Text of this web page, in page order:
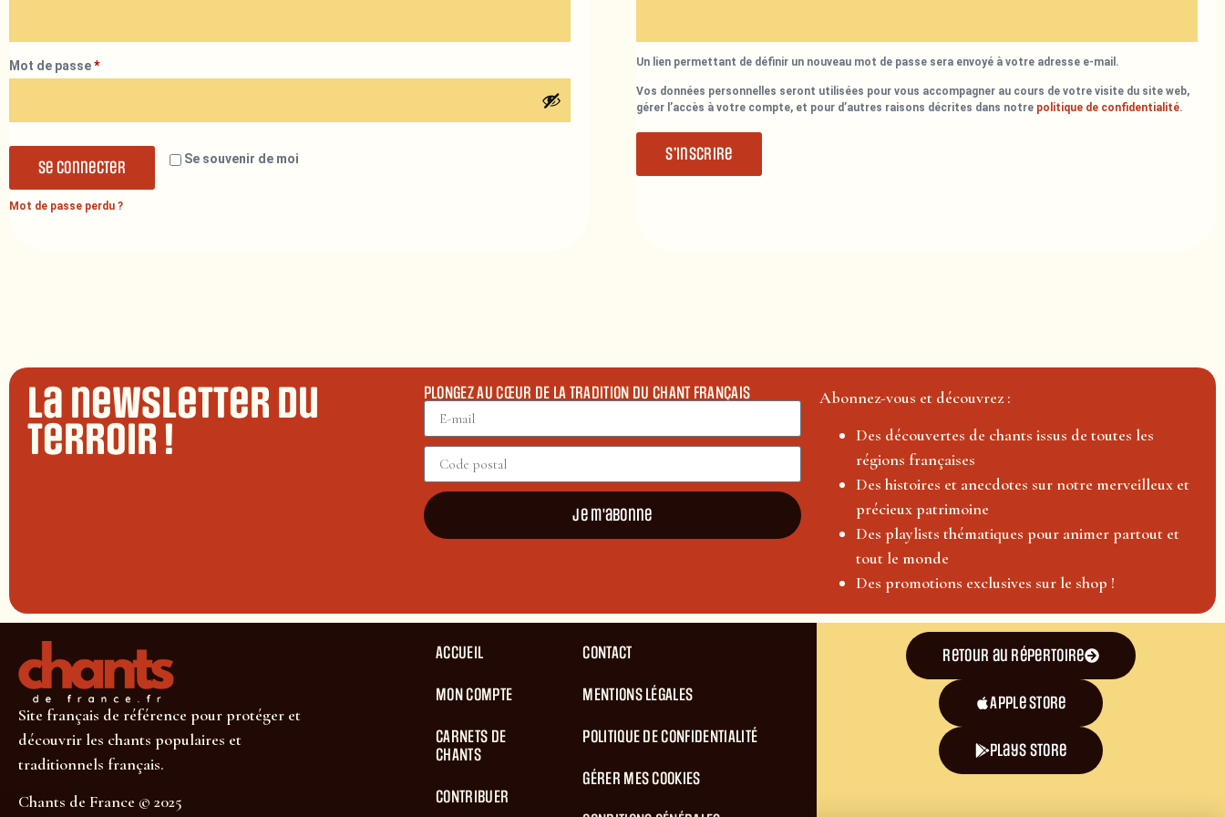
Mot de passe*
Se souvenir de moi
Se connecter
Mot de passe perdu ?
Un lien permettant de définir un nouveau mot de passe sera envoyé à votre adresse e-mail.
Vos données personnelles seront utilisées pour vous accompagner au cours de votre visite du site web,
gérer l’accès à votre compte, et pour d’autres raisons décrites dans notre politique de confidentialité.
S’inscrire
La newsletter du
terroir !
PLONGEZ AU CŒUR DE LA TRADITION DU CHANT FRANÇAIS
Je m'abonne
Abonnez-vous et découvrez :
Des découvertes de chants issus de toutes les
régions françaises
Des histoires et anecdotes sur notre merveilleux et
précieux patrimoine
Des playlists thématiques pour animer partout et
tout le monde
Des promotions exclusives sur le shop !
Site français de référence pour protéger et
découvrir les chants populaires et
traditionnels français.
Chants de France © 2025
ACCUEIL
MON COMPTE
CARNETS DE
CHANTS
CONTRIBUER
CONTACT
MENTIONS LÉGALES
POLITIQUE DE CONFIDENTIALITÉ
GÉRER MES COOKIES
Retour au répertoire
Apple Store
plays store